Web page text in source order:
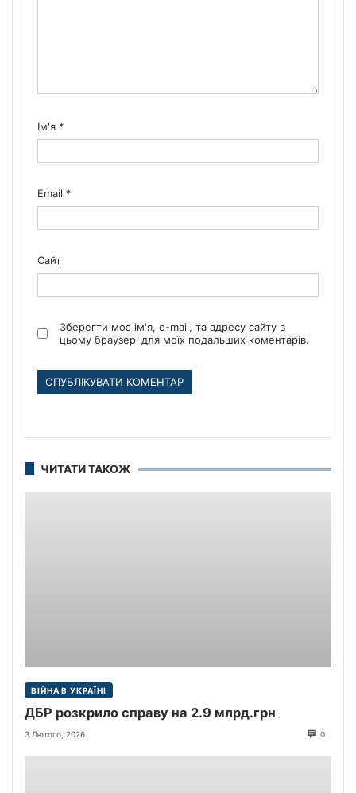
Ім'я *
Email *
Сайт
Зберегти моє ім'я, e-mail, та адресу сайту в
цьому браузері для моїх подальших коментарів.
ЧИТАТИ ТАКОЖ
ВІЙНА В УКРАЇНІ
ДБР розкрило справу на 2.9 млрд.грн
3 Лютого, 2026 0